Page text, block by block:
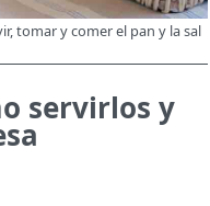
tomar y comer el pan y la sal
servirlos y